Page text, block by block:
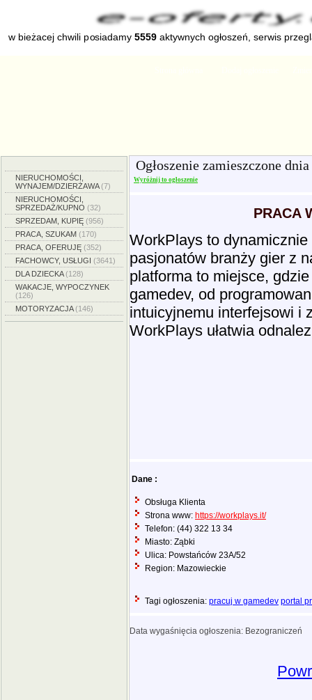
w bieżacej chwili posiadamy5559 aktywnych ogłoszeń, serwis
NIERUCHOMOŚCI,
WYNAJEM/DZIERŻAWA(7)
NIERUCHOMOŚCI,
SPRZEDAŻ/KUPNO (32)
SPRZEDAM, KUPIĘ (956)
PRACA, SZUKAM (170)
PRACA, OFERUJĘ (352)
FACHOWCY, USŁUGI (3641)
DLA DZIECKA(128)
WAKACJE, WYPOCZYNEK
(126)
MOTORYZACJA(146)
Ogłoszenie zamieszczone
Wyróżnij to ogłoszenie
PRACA
WorkPlays to
pasjonatów branży gier z
platforma to miejsce,
gamedev, od
intuicyjnemu interfejsowi i
WorkPlays ułatwia
Dane :
Obsługa Klienta
Strona www: https://workplays.it/
Telefon: (44) 322 13 34
Miasto: Ząbki
Ulica: Powstańców 23A/52
Region: Mazowieckie
Tagi ogłoszenia: pracuj w gamedev portal
Data wygaśnięcia ogłoszenia: Bezograniczeń